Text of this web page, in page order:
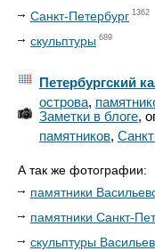
Санкт-Петербург 1362
скульптуры 689
Петербургский
острова,
Заметки в блоге,
памятников,
А так же фотографии:
памятники
памятники Санкт-
скульптуры